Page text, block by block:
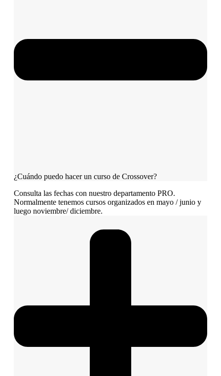
¿Cuándo puedo hacer un curso de Crossover?
Consulta las fechas con nuestro departamento PRO.
Normalmente tenemos cursos organizados en mayo / junio y
luego noviembre/ diciembre.